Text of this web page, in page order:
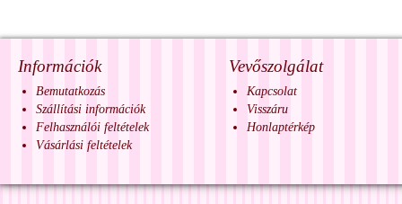
Információk
Bemutatkozás
Szállítási információk
Felhasználói feltételek
Vásárlási feltételek
Vevőszolgálat
Kapcsolat
Visszáru
Honlaptérkép